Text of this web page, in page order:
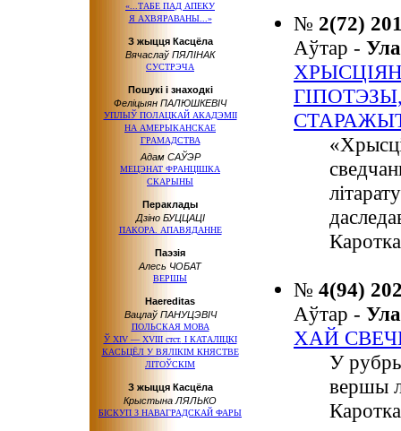
«...ТАБЕ ПАД АПЕКУ
Я АХВЯРАВАНЫ...»
З жыцця Касцёла
Вячаслаў ПЯЛІНАК
СУСТРЭЧА
Пошукі і знаходкі
Феліцыян ПАЛЮШКЕВІЧ
УПЛЫЎ ПОЛАЦКАЙ АКАДЭМІІ
НА АМЕРЫКАНСКАЕ
ГРАМАДСТВА
Адам САЎЭР
МЕЦЭНАТ ФРАНЦІШКА
СКАРЫНЫ
Пераклады
Дзіно БУЦЦАЦІ
ПАКОРА. АПАВЯДАННЕ
Паэзія
Алесь ЧОБАТ
ВЕРШЫ
Haereditas
Вацлаў ПАНУЦЭВІЧ
ПОЛЬСКАЯ МОВА
Ў ХІV — ХVІІІ стст. І КАТАЛІЦКІ
КАСЬЦЁЛ У ВЯЛІКІМ КНЯСТВЕ
ЛІТОЎСКІМ
З жыцця Касцёла
Крыстына ЛЯЛЬКО
БІСКУП З НАВАГРАДСКАЙ ФАРЫ
№ 2(72)
Аўтар -
№ 4(94)
Аўтар -
ХАЙ
У
вершы